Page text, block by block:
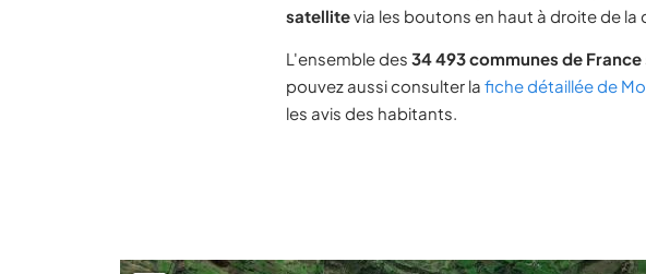
satellitevia les boutons en haut à droite de la
L'ensemble des 34 493 communes de France
pouvez aussi consulter la fiche détaillée de
les avis des habitants.